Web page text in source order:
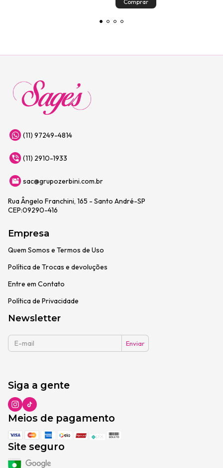
(11) 97249-4814
(11) 2910-1933
sac@grupozerbini.com.br
Rua Ângelo Franchini, 165 - Santo André-SP
CEP:09290-416
Empresa
Quem Somos e Termos de Uso
Política de Trocas e devoluções
Entre em Contato
Política de Privacidade
Newsletter
Siga a gente
Meios de pagamento
Site seguro